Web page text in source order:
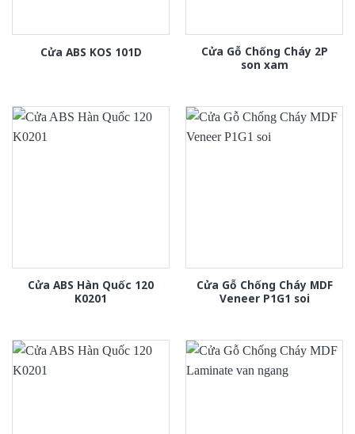
Cửa ABS KOS 101D
Cửa Gỗ Chống Cháy 2P
son xam
Cửa ABS Hàn Quốc 120
K0201
Cửa Gỗ Chống Cháy MDF
Veneer P1G1 soi